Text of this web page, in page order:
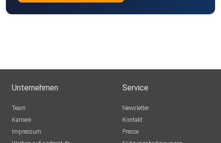
Unternehmen
Team
Karriere
Impressum
Service
Newsletter
Kontakt
Presse